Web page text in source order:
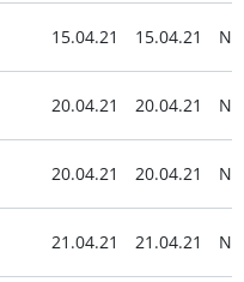
15.04.21 15.04.21
20.04.21 20.04.21
20.04.21 20.04.21
21.04.21 21.04.21